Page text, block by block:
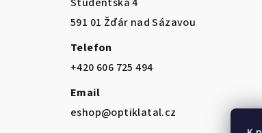
591 01 Žďár nad Sázavou
Telefon
+420 606 725 494
Email
eshop@optiklatal.cz